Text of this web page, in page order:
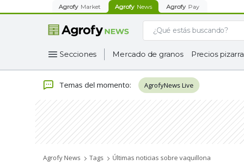
Agrofy Market Agrofy News Agrofy Pay
Secciones Mercado de granos Precios pizarra
Temas del momento: AgrofyNews Live
Agrofy News Tags Últimas noticias sobre vaquillona